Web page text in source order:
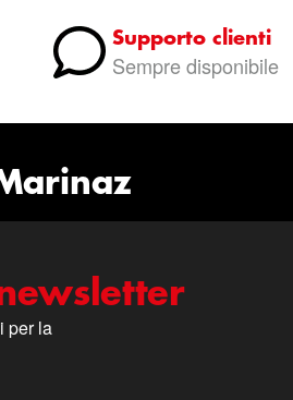
Supporto clienti
Sempre disponibile
per la